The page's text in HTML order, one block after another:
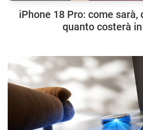
iPhone 18 Pro: come sarà,
quanto costerà